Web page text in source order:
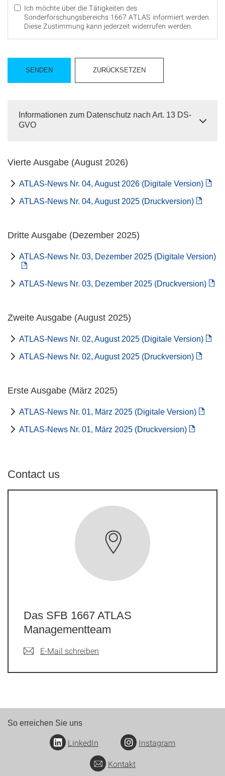
Ich möchte über die Tätigkeiten des
Sonderforschungsbereichs 1667 ATLAS informiert werden.
Diese Zustimmung kann jederzeit widerrufen werden.
Informationen zum Datenschutz nach Art. 13 DS-
GVO
Vierte Ausgabe (August 2026)
ATLAS-News Nr. 04, August 2026 (Digitale Version)
ATLAS-News Nr. 04, August 2025 (Druckversion)
Dritte Ausgabe (Dezember 2025)
ATLAS-News Nr. 03, Dezember 2025 (Digitale Version)
ATLAS-News Nr. 03, Dezember 2025 (Druckversion)
Zweite Ausgabe (August 2025)
ATLAS-News Nr. 02, August 2025 (Digitale Version)
ATLAS-News Nr. 02, August 2025 (Druckversion)
Erste Ausgabe (März 2025)
ATLAS-News Nr. 01, März 2025 (Digitale Version)
ATLAS-News Nr. 01, März 2025 (Druckversion)
Contact us
Das SFB 1667 ATLAS
Managementteam
E-Mail schreiben
So erreichen Sie uns
LinkedIn
Instagram
Kontakt